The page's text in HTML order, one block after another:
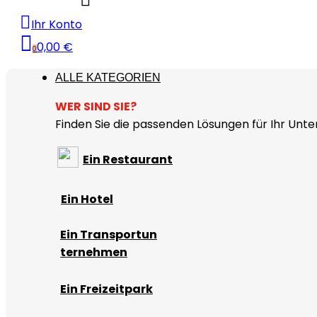
Ihr Konto
00,00 €
ALLE KATEGORIEN
WER SIND SIE?
Finden Sie die passenden Lösungen für Ihr
Ein Restaurant
Ein Hotel
Ein Transportun
ternehmen
Ein Freizeitpark